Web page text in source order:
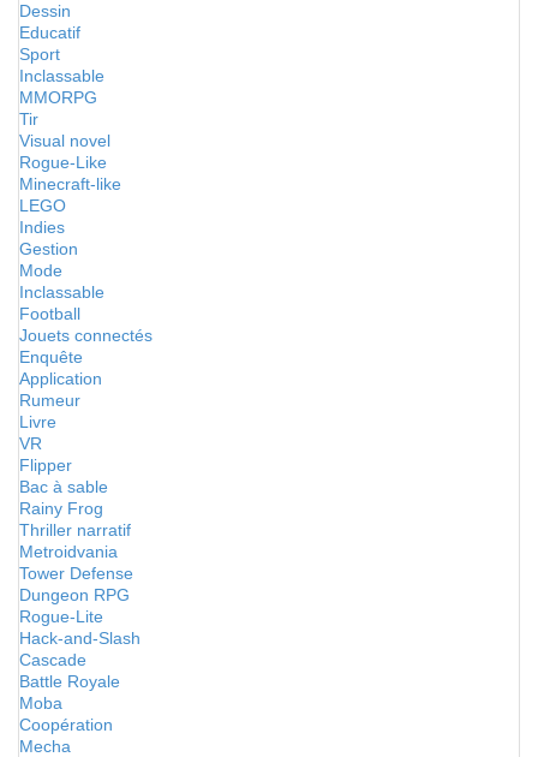
Dessin
Educatif
Sport
Inclassable
MMORPG
Tir
Visual novel
Rogue-Like
Minecraft-like
LEGO
Indies
Gestion
Mode
Inclassable
Football
Jouets connectés
Enquête
Application
Rumeur
Livre
VR
Flipper
Bac à sable
Rainy Frog
Thriller narratif
Metroidvania
Tower Defense
Dungeon RPG
Rogue-Lite
Hack-and-Slash
Cascade
Battle Royale
Moba
Coopération
Mecha